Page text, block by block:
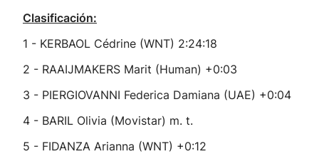
Clasificación:
1 - KERBAOL Cédrine (WNT) 2:24:18
2 - RAAIJMAKERS Marit (Human) +0:03
3 - PIERGIOVANNI Federica Damiana (UAE) +0:04
4 - BARIL Olivia (Movistar) m. t.
5 - FIDANZA Arianna (WNT) +0:12